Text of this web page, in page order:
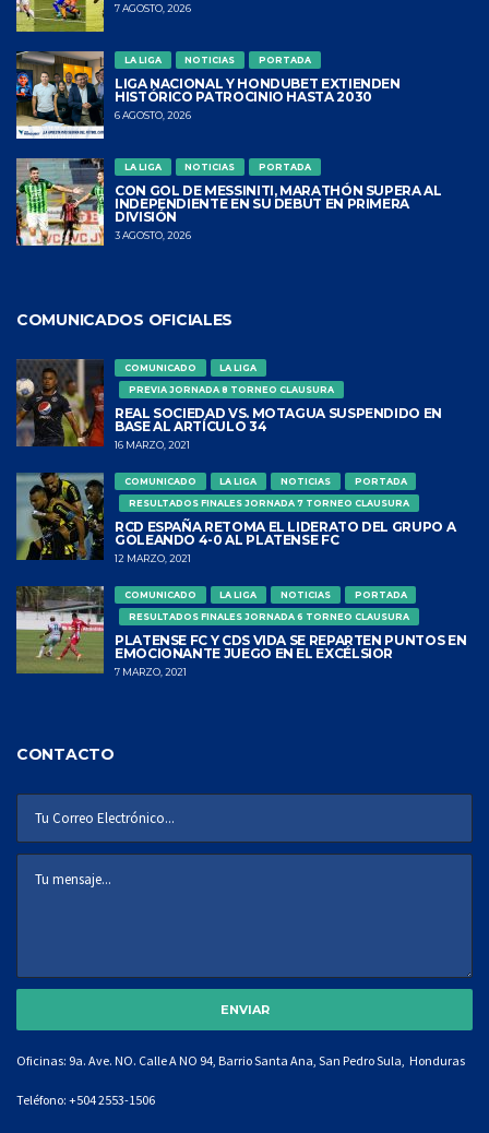
7 AGOSTO, 2026
LA LIGA NOTICIAS PORTADA
LIGA NACIONAL Y HONDUBET EXTIENDEN
HISTÓRICO PATROCINIO HASTA 2030
6 AGOSTO, 2026
LA LIGA NOTICIAS PORTADA
CON GOL DE MESSINITI, MARATHÓN SUPERA AL
INDEPENDIENTE EN SU DEBUT EN PRIMERA
DIVISIÓN
3 AGOSTO, 2026
COMUNICADOS OFICIALES
COMUNICADO
LA LIGA
PREVIA JORNADA 8 TORNEO CLAUSURA
REAL SOCIEDAD VS. MOTAGUA SUSPENDIDO EN
BASE AL ARTÍCULO 34
16 MARZO, 2021
COMUNICADO LA LIGA NOTICIAS
PORTADA
RESULTADOS FINALES JORNADA 7 TORNEO CLAUSURA
RCD ESPAÑA RETOMA EL LIDERATO DEL GRUPO A
GOLEANDO 4-0 AL PLATENSE FC
12 MARZO, 2021
COMUNICADO LA LIGA NOTICIAS
PORTADA
RESULTADOS FINALES JORNADA 6 TORNEO CLAUSURA
PLATENSE FC Y CDS VIDA SE REPARTEN PUNTOS EN
EMOCIONANTE JUEGO EN EL EXCÉLSIOR
7 MARZO, 2021
CONTACTO
Oficinas: 9a. Ave. NO. Calle A NO 94, Barrio Santa Ana, San Pedro Sula, Honduras
Teléfono: +504 2553-1506